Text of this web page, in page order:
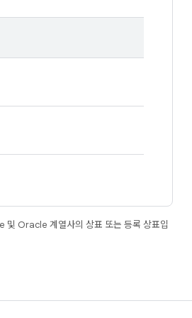
및 Oracle 계열사의 상표 또는 등록 상표입